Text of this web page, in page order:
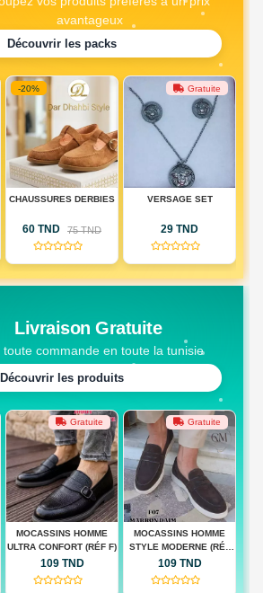
avantageux
Découvrir les packs
-20%
CHAUSSURES DERBIES
60 TND 75 TND
(0)
Gratuite
VERSAGE SET
29 TND
(0)
Livraison Gratuite
toute commande en toute la tunisie
Découvrir les produits
Gratuite
MOCASSINS HOMME
ULTRA CONFORT (RÉF F)
109 TND
(0)
Gratuite
MOCASSINS HOMME
STYLE MODERNE (RÉF
F)
109 TND
(0)